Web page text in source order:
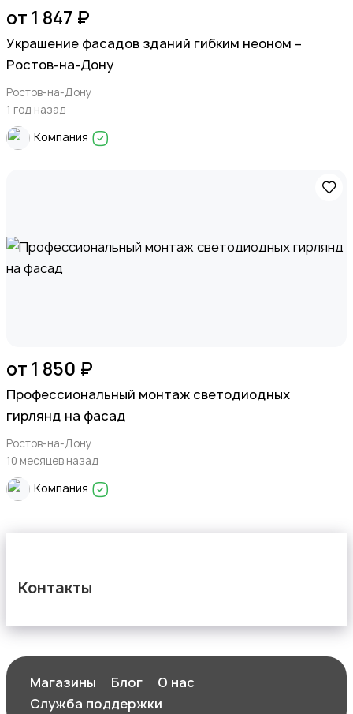
от 1 847 ₽
Украшение фасадов зданий гибким неоном –
Ростов-на-Дону
Ростов-на-Дону
1 год назад
Компания
от 1 850 ₽
Профессиональный монтаж светодиодных
гирлянд на фасад
Ростов-на-Дону
10 месяцев назад
Компания
Контакты
Магазины Блог
О нас
Служба поддержки